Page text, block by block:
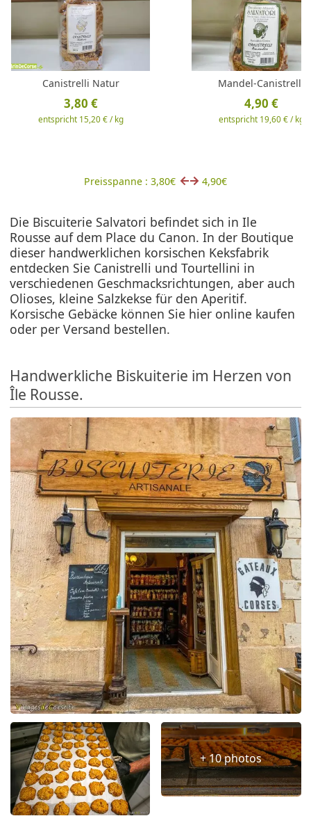
Canistrelli Natur
3,80 €
entspricht 15,20 € / kg
Mandel-Canistrelli
4,90 €
entspricht 19,60 € / kg
Preisspanne : 3,80€ 4,90€
Die Biscuiterie Salvatori befindet sich in Ile
Rousse auf dem Place du Canon. In der Boutique
dieser handwerklichen korsischen Keksfabrik
entdecken Sie Canistrelli und Tourtellini in
verschiedenen Geschmacksrichtungen, aber auch
Olioses, kleine Salzkekse für den Aperitif.
Korsische Gebäcke können Sie hier online kaufen
oder per Versand bestellen.
Handwerkliche Biskuiterie im Herzen von
Île Rousse.
+ 10 photos